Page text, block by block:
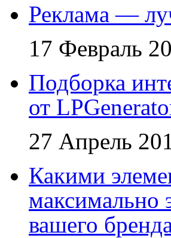
Реклама —
17 Февраль
Подборка
от
27 Апрель
Какими
максимально
вашего